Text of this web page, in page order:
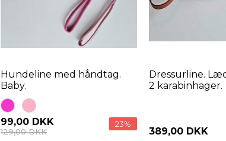
Hundeline med håndtag.
Baby.
99,00 DKK
129,00 DKK
23%
Dressurline.
2 karabinhager.
389,00 DKK